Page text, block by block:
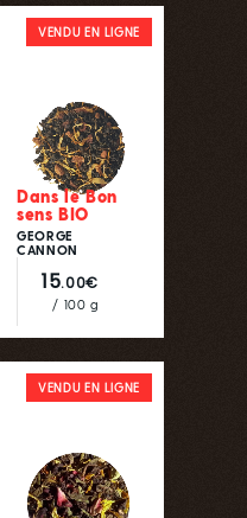
VENDU EN LIGNE
Dans le Bon
sens BIO
GEORGE
CANNON
15.00€
/ 100 g
VENDU EN LIGNE